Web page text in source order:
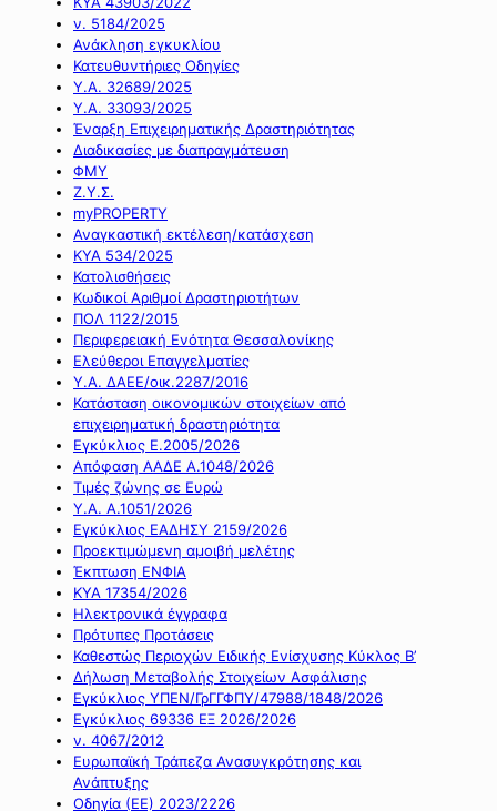
ν. 5184/2025
Ανάκληση εγκυκλίου
Κατευθυντήριες Οδηγίες
Υ.Α. 32689/2025
Υ.Α. 33093/2025
Έναρξη Επιχειρηματικής Δραστηριότητας
Διαδικασίες με διαπραγμάτευση
ΦΜΥ
Ζ.Υ.Σ.
myPROPERTY
Αναγκαστική εκτέλεση/κατάσχεση
ΚΥΑ 534/2025
Κατολισθήσεις
Κωδικοί Αριθμοί Δραστηριοτήτων
ΠΟΛ 1122/2015
Περιφερειακή Ενότητα Θεσσαλονίκης
Ελεύθεροι Επαγγελματίες
Υ.Α. ΔΑΕΕ/οικ.2287/2016
Κατάσταση οικονομικών στοιχείων από
επιχειρηματική δραστηριότητα
Εγκύκλιος Ε.2005/2026
Απόφαση ΑΑΔΕ Α.1048/2026
Τιμές ζώνης σε Ευρώ
Υ.Α. Α.1051/2026
Εγκύκλιος ΕΑΔΗΣΥ 2159/2026
Προεκτιμώμενη αμοιβή μελέτης
Έκπτωση ΕΝΦΙΑ
ΚΥΑ 17354/2026
Ηλεκτρονικά έγγραφα
Πρότυπες Προτάσεις
Καθεστώς Περιοχών Ειδικής Ενίσχυσης Κύκλος Β’
Δήλωση Μεταβολής Στοιχείων Ασφάλισης
Εγκύκλιος ΥΠΕΝ/ΓρΓΓΦΠΥ/47988/1848/2026
Εγκύκλιος 69336 ΕΞ 2026/2026
ν. 4067/2012
Ευρωπαϊκή Τράπεζα Ανασυγκρότησης και
Ανάπτυξης
Οδηγία (ΕΕ) 2023/2226